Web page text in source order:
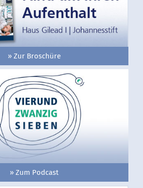
» Zur Broschüre
» Zum Podcast